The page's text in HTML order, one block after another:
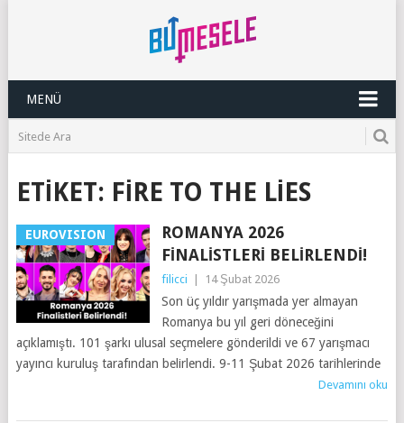
MENÜ
ETIKET: FIRE TO THE LIES
EUROVISION
ROMANYA 2026
FINALISTLERI BELIRLENDI!
filicci 14 Şubat 2026
Son üç yıldır yarışmada yer almayan
Romanya bu yıl geri döneceğini
açıklamıştı. 101 şarkı ulusal seçmelere gönderildi ve 67 yarışmacı
yayıncı kuruluş tarafından belirlendi. 9-11 Şubat 2026 tarihlerinde
Devamını oku